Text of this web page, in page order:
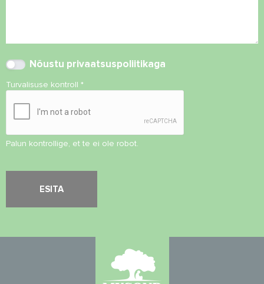
Nõustu privaatsuspoliitikaga
Turvalisuse kontroll *
Palun kontrollige, et te ei ole robot.